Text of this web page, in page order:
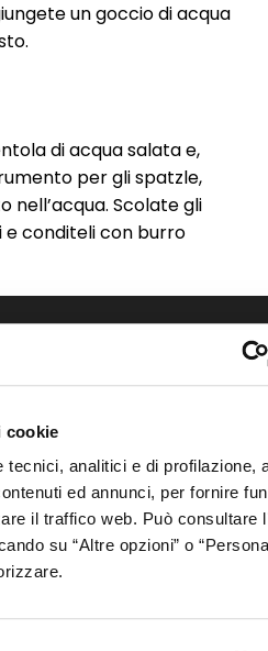
cookie
analitici e di profilazione,
ed annunci, per fornire
il traffico web. Può consultare
su “Altre opzioni” o
un goccio di acqua
di acqua salata e,
per gli spatzle,
nell’acqua. Scolate gli
conditeli con burro
simili
Involtini di Mortadella
Bologna IGP e ricotta